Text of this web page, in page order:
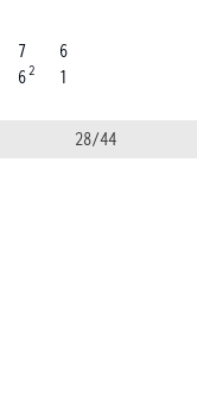
7
62
6
1
28/44